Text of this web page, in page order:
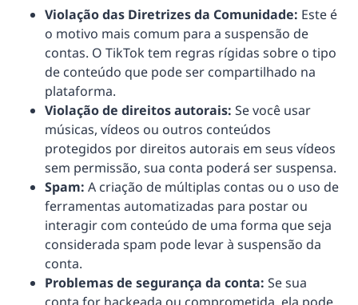
Violação das Diretrizes da Comunidade: Este é
o motivo mais comum para a suspensão de
contas. O TikTok tem regras rígidas sobre o tipo
de conteúdo que pode ser compartilhado na
plataforma.
Violação de direitos autorais: Se você usar
músicas, vídeos ou outros conteúdos
protegidos por direitos autorais em seus vídeos
sem permissão, sua conta poderá ser suspensa.
Spam: A criação de múltiplas contas ou o uso de
ferramentas automatizadas para postar ou
interagir com conteúdo de uma forma que seja
considerada spam pode levar à suspensão da
conta.
Problemas de segurança da conta: Se sua
conta for hackeada ou comprometida, ela pode